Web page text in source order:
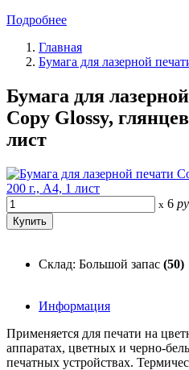
Подробнее
Главная
Бумага для лазерной
Бумага для
Copy Glossy,
лист
x 6
Склад: Большой запас (50)
Информация
Применяется для печати на
аппаратах, цветных и черно-
печатных устройствах.